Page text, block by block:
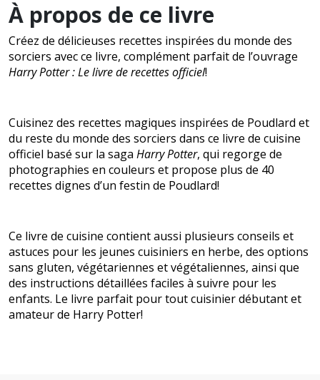
À propos de ce livre
Créez de délicieuses recettes inspirées du monde des
sorciers avec ce livre, complément parfait de l’ouvrage
Harry Potter : Le livre de recettes officiel!
Cuisinez des recettes magiques inspirées de Poudlard et
du reste du monde des sorciers dans ce livre de cuisine
officiel basé sur la saga Harry Potter, qui regorge de
photographies en couleurs et propose plus de 40
recettes dignes d’un festin de Poudlard!
Ce livre de cuisine contient aussi plusieurs conseils et
astuces pour les jeunes cuisiniers en herbe, des options
sans gluten, végétariennes et végétaliennes, ainsi que
des instructions détaillées faciles à suivre pour les
enfants. Le livre parfait pour tout cuisinier débutant et
amateur de Harry Potter!